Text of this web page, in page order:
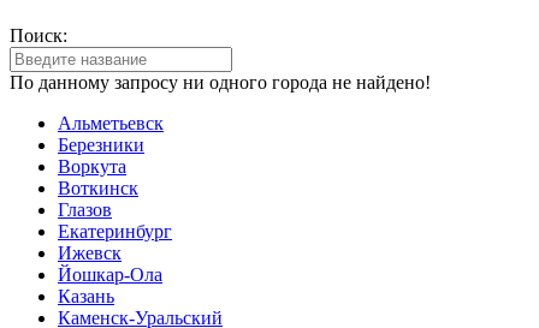
Поиск:
По данному запросу ни одного города не найдено!
Альметьевск
Березники
Воркута
Воткинск
Глазов
Екатеринбург
Ижевск
Йошкар-Ола
Казань
Каменск-Уральский